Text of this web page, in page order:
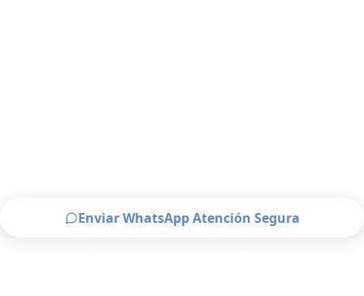
Enviar WhatsApp Atención Segura